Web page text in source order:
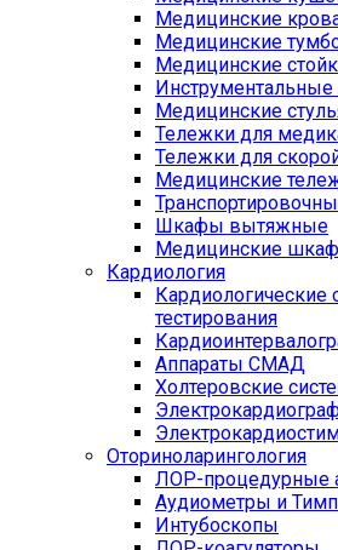
Медицинские
Медицинские
Медицинские
Инструментальные
Медицинские
Тележки для
Тележки для
Медицинские
Шкафы вытяжные
Медицинские
Кардиология
Кардиологические
тестирования
Аппараты СМАД
Холтеровские
Оториноларингология
ЛОР-процедурные
Аудиометры и
Интубоскопы